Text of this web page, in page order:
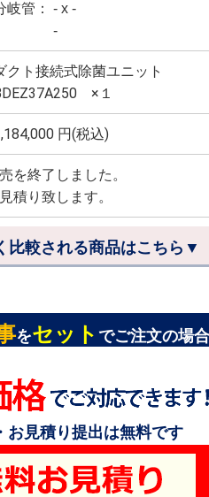
岐管： - x -
クト接続式除菌ユニット
×１
円(税込)
を終了しました。
積り致します。
比較される商品はこちら▼
をセット でご注文の場合
お見積り提出は無料です